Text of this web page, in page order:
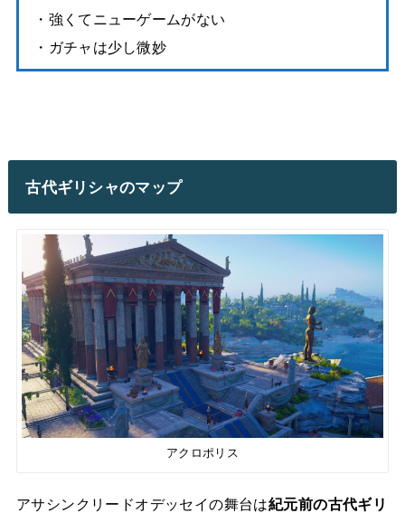
・強くてニューゲームがない
・ガチャは少し微妙
古代ギリシャのマップ
アクロポリス
アサシンクリードオデッセイの舞台は紀元前の古代ギリ